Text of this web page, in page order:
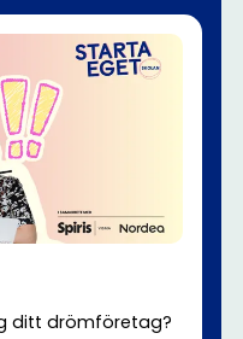
ditt drömföretag?